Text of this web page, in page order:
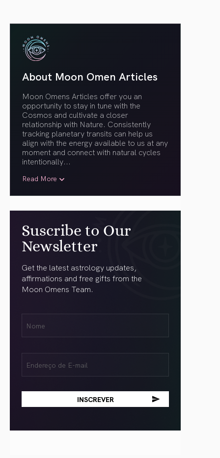
About Moon Omen Articles
Moon Omens Articles offer you an
opportunity to stay in tune with the
Cosmos and cultivate a closer
relationship with Nature. Consistently
tracking planetary transits can help us
align with the energy available to us at any
moment and connect with natural cycles
intentionally...
Read More
Suscribe to Our
Newsletter
Get the latest astrology updates,
affirmations and free gifts from the
Moon Omens Team.
(obrigatório)
(obrigatório)